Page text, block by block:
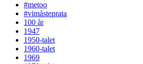
#metoo
#vimåsteprata
100 år
1947
1950-talet
1960-talet
1969